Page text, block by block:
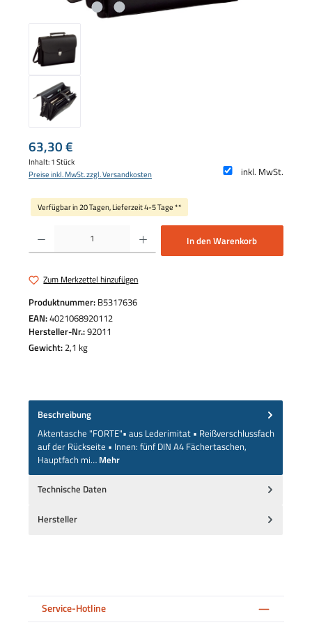
Regulärer Preis:
63,30 €
Inhalt:1 Stück
inkl. MwSt.
Preise inkl. MwSt. zzgl. Versandkosten
Verfügbar in 20 Tagen, Lieferzeit 4-5 Tage **
Produkt Anzahl: Gib den gewünschten Wert ein oder benutze die Schaltflächen um
In den Warenkorb
Zum Merkzettel hinzufügen
Produktnummer: B5317636
EAN:4021068920112
Hersteller-Nr.:92011
Gewicht:2,1 kg
Beschreibung
Aktentasche "FORTE"• aus Lederimitat • Reißverschlussfach
auf der Rückseite • Innen: fünf DIN A4 Fächertaschen,
Hauptfach mi… Mehr
Technische Daten
Hersteller
Service-Hotline